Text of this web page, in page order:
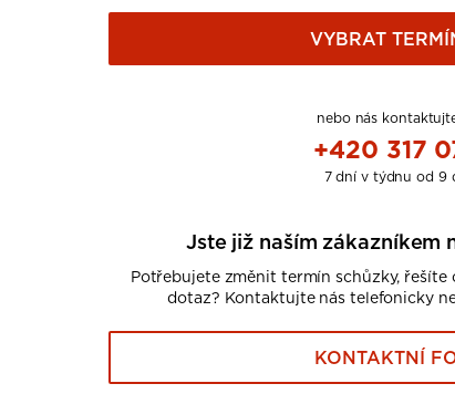
VYBRAT
nebo nás
+420 317
7 dní v týdnu od 9
Jste již naším zákazníkem
Potřebujete změnit termín schůzky,
dotaz? Kontaktujte nás telefonicky
KONTAKTNÍ